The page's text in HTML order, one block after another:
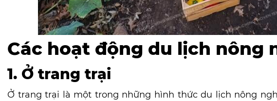
Các hoạt động du lịch nông
1. Ở trang trại
Ở trang trại là một trong những hình thức du lịch nông